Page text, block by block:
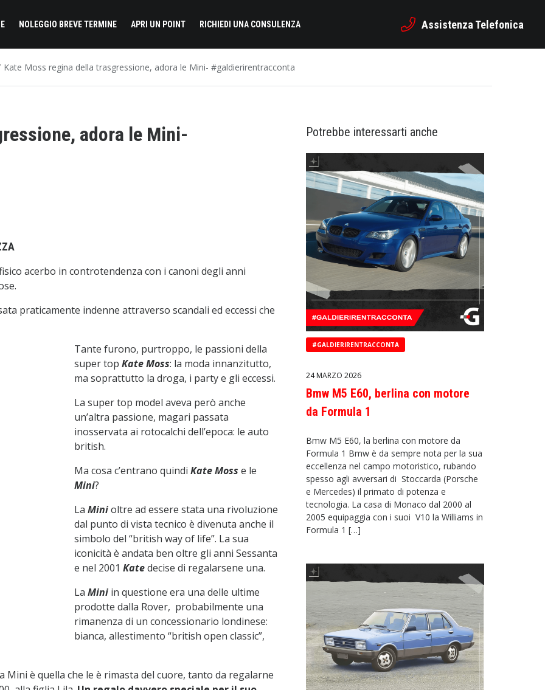
NOLEGGIO BREVE TERMINE APRI UN POINT RICHIEDI UNA CONSULENZA Assistenza Telefonica
Kate Moss regina della trasgressione, adora le Mini- #galdierirentracconta
adora le Mini-
acerbo in controtendenza con i canoni degli anni
praticamente indenne attraverso scandali ed eccessi che
Tante furono, purtroppo, le passioni della
super top Kate Moss: la moda innanzitutto,
ma soprattutto la droga, i party e gli eccessi.
La super top model aveva però anche
un’altra passione, magari passata
inosservata ai rotocalchi dell’epoca: le auto
british.
Ma cosa c’entrano quindi Kate Moss e le
Mini?
La Minioltre ad essere stata una rivoluzione
dal punto di vista tecnico è divenuta anche il
simbolo del “british way of life”. La sua
iconicità è andata ben oltre gli anni Sessanta
e nel 2001 Katedecise di regalarsene una.
La Mini in questione era una delle ultime
prodotte dalla Rover, probabilmente una
rimanenza di un concessionario londinese:
bianca, allestimento “british open classic”,
è quella che le è rimasta del cuore, tanto da regalarne
Potrebbe interessarti anche
#GALDIERIRENTRACCONTA
24 MARZO 2026
Bmw M5 E60, berlina con motore
da Formula 1
Bmw M5 E60, la berlina con motore da
Formula 1 Bmw è da sempre nota per la sua
eccellenza nel campo motoristico, rubando
spesso agli avversari di Stoccarda (Porsche
e Mercedes) il primato di potenza e
tecnologia. La casa di Monaco dal 2000 al
2005 equipaggia con i suoi V10 la Williams in
Formula 1 […]